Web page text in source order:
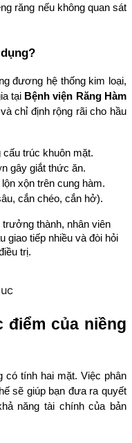
răng nếu không quan sát
đương hệ thống kim loại,
tại Bệnh viện Răng Hàm
chỉ định rộng rãi cho hầu
cấu trúc khuôn mặt.
gây giắt thức ăn.
xộn trên cung hàm.
cắn chéo, cắn hở).
thành, nhân viên
giao tiếp nhiều và đòi hỏi
trị.
của niềng
có tính hai mặt. Việc phân
sẽ giúp bạn đưa ra quyết
năng tài chính của bản